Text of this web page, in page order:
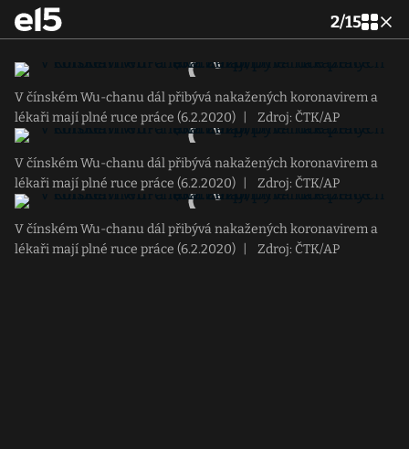
2/15
V čínském Wu-chanu dál přibývá nakažených koronavirem a
lékaři mají plné ruce práce (6.2.2020)
Zdroj: ČTK/AP
V čínském Wu-chanu dál přibývá nakažených koronavirem a
lékaři mají plné ruce práce (6.2.2020)
Zdroj: ČTK/AP
V čínském Wu-chanu dál přibývá nakažených koronavirem a
lékaři mají plné ruce práce (6.2.2020)
Zdroj: ČTK/AP